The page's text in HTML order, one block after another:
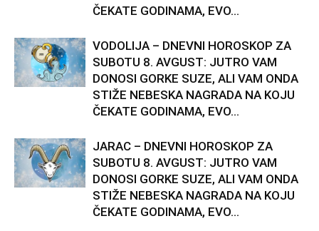
ČEKATE GODINAMA, EVO...
VODOLIJA – DNEVNI HOROSKOP ZA
SUBOTU 8. AVGUST: JUTRO VAM
DONOSI GORKE SUZE, ALI VAM ONDA
STIŽE NEBESKA NAGRADA NA KOJU
ČEKATE GODINAMA, EVO...
JARAC – DNEVNI HOROSKOP ZA
SUBOTU 8. AVGUST: JUTRO VAM
DONOSI GORKE SUZE, ALI VAM ONDA
STIŽE NEBESKA NAGRADA NA KOJU
ČEKATE GODINAMA, EVO...